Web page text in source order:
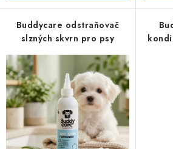
Buddycare odstraňovač
slzných skvrn pro psy